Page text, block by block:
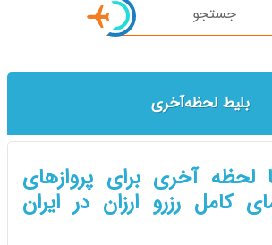
جستجو
بلیط لحظه‌آخری
لحظه آخری برای پروازهای
کامل رزرو ارزان در ایران